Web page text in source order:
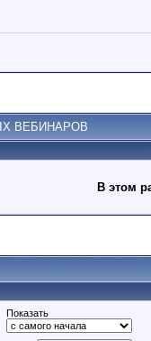
ВЕБИНАРОВ
В этом
Показать